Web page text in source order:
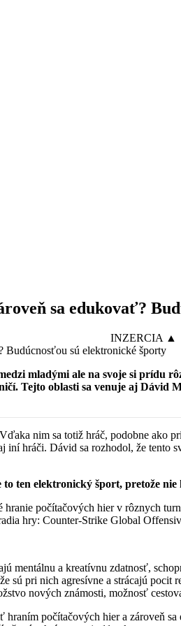
sa edukovať?
INZERCIA ▲
mladými ale na svoje si prídu
Tejto oblasti sa venuje aj Dávid
nim sa totiž hráč, podobne
hráči. Dávid sa rozhodol, že
ten elektronický šport, pretože nie
počítačových hier v rôznych
hry: Counter-Strike Global
mentálnu a kreatívnu zdatnosť,
pri nich agresívne a strácajú
nových známosti, možnosť